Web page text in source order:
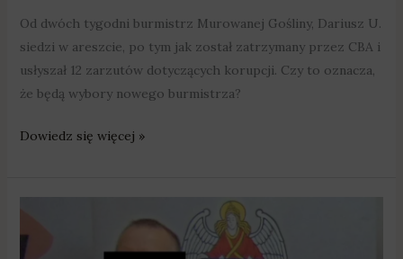
Od dwóch tygodni burmistrz Murowanej Gośliny, Dariusz U.
siedzi w areszcie, po tym jak został zatrzymany przez CBA i
usłyszał 12 zarzutów dotyczących korupcji. Czy to oznacza,
że będą wybory nowego burmistrza?
Dowiedz się więcej »